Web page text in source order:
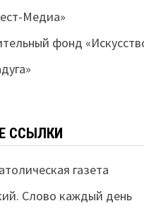
Медиа»
фонд
ССЫЛКИ
газета
Слово каждый день